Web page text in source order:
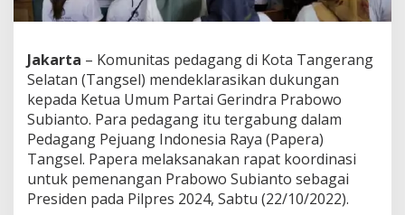
g
s
l
D
k
l
a
r
a
s
i
Jakarta – Komunitas pedagang di Kota Tangerang
Selatan (Tangsel) mendeklarasikan dukungan
kepada Ketua Umum Partai Gerindra Prabowo
Subianto. Para pedagang itu tergabung dalam
Pedagang Pejuang Indonesia Raya (Papera)
Tangsel. Papera melaksanakan rapat koordinasi
untuk pemenangan Prabowo Subianto sebagai
Presiden pada Pilpres 2024, Sabtu (22/10/2022).